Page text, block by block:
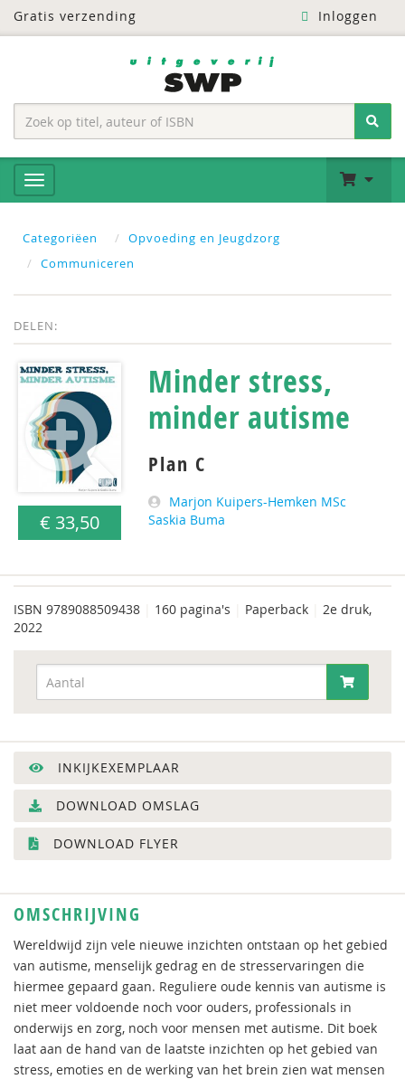
Gratis verzending Inloggen
Categoriëen
Opvoeding en Jeugdzorg
Communiceren
DELEN:
€ 33,50
Minder stress,
minder autisme
Plan C
Marjon Kuipers-Hemken MSc
Saskia Buma
ISBN 9789088509438 160 pagina's Paperback
2e druk,
2022
INKIJKEXEMPLAAR
DOWNLOAD OMSLAG
DOWNLOAD FLYER
OMSCHRIJVING
Wereldwijd zijn vele nieuwe inzichten ontstaan op het gebied
van autisme, menselijk gedrag en de stresservaringen die
hiermee gepaard gaan. Reguliere oude kennis van autisme is
niet meer voldoende noch voor ouders, professionals in
onderwijs en zorg, noch voor mensen met autisme. Dit boek
laat aan de hand van de laatste inzichten op het gebied van
stress, emoties en de werking van het brein zien wat mensen